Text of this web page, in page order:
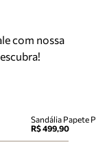
com nossa
R$ 499,90